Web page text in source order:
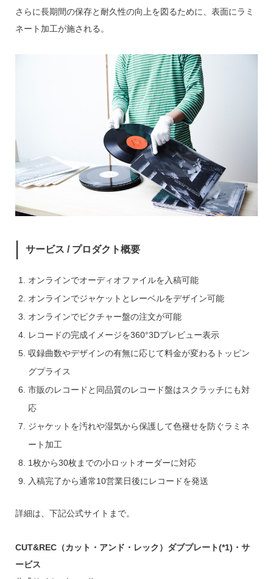
さらに長期間の保存と耐久性の向上を図るために、表面にラミ
ネート加工が施される。
サービス / プロダクト概要
オンラインでオーディオファイルを入稿可能
オンラインでジャケットとレーベルをデザイン可能
オンラインでピクチャー盤の注文が可能
レコードの完成イメージを360°3Dプレビュー表示
収録曲数やデザインの有無に応じて料金が変わるトッピン
グプライス
市販のレコードと同品質のレコード盤はスクラッチにも対
応
ジャケットを汚れや湿気から保護して色褪せを防ぐラミネ
ート加工
1枚から30枚までの小ロットオーダーに対応
入稿完了から通常10営業日後にレコードを発送
詳細は、下記公式サイトまで。
CUT&REC（カット・アンド・レック）ダブプレート(*1)・サ
ービス